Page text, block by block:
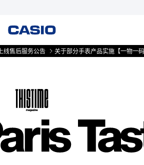
关于部分手表产品实施【一物一码】管理的公告 微